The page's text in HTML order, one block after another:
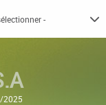
2025